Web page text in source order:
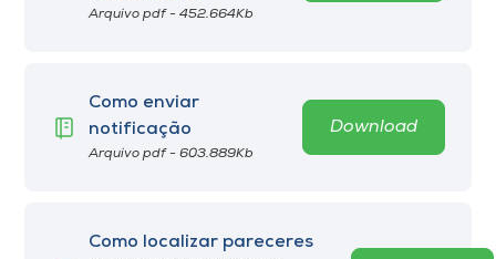
Arquivo pdf - 452.664Kb
Como enviar
notificação
Arquivo pdf - 603.889Kb
Download
Como localizar pareceres